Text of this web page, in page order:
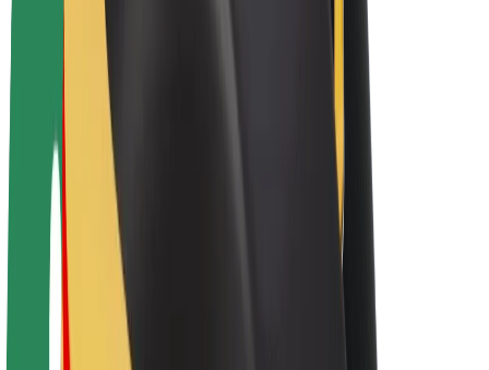
Flote
Franšize
Karijere
O platformi Bolt
Održivost uz Bolt
Projekt nula
Blog
Novosti
Smjernice za brend